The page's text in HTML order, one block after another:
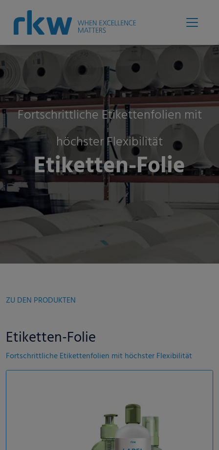
Fortschrittliche Etikettenfolien mit
höchster Flexibilität
Etiketten-Folie
ZU DEN PRODUKTEN
Etiketten-Folie
Fortschrittliche Etikettenfolien mit höchster Flexibilität